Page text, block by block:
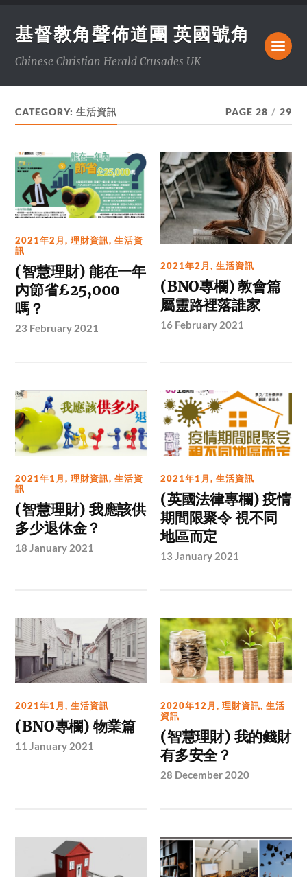
基督教角聲佈道團 英國號角
Chinese Christian Herald Crusades UK
CATEGORY:生活資訊 PAGE 28 / 29
2021年2月,理財資訊,生活資
訊
(智慧理財) 能在一年
內節省£25,000
嗎？
23 February 2021
2021年2月,生活資訊
(BNO專欄) 教會篇
屬靈路裡落誰家
16 February 2021
2021年1月,理財資訊,生活資
訊
(智慧理財) 我應該供
多少退休金？
18 January 2021
2021年1月,生活資訊
(英國法律專欄) 疫情
期間限聚令 視不同
地區而定
13 January 2021
2021年1月,生活資訊
(BNO專欄) 物業篇
11 January 2021
2020年12月,理財資訊,生活
資訊
(智慧理財) 我的錢財
有多安全？
28 December 2020